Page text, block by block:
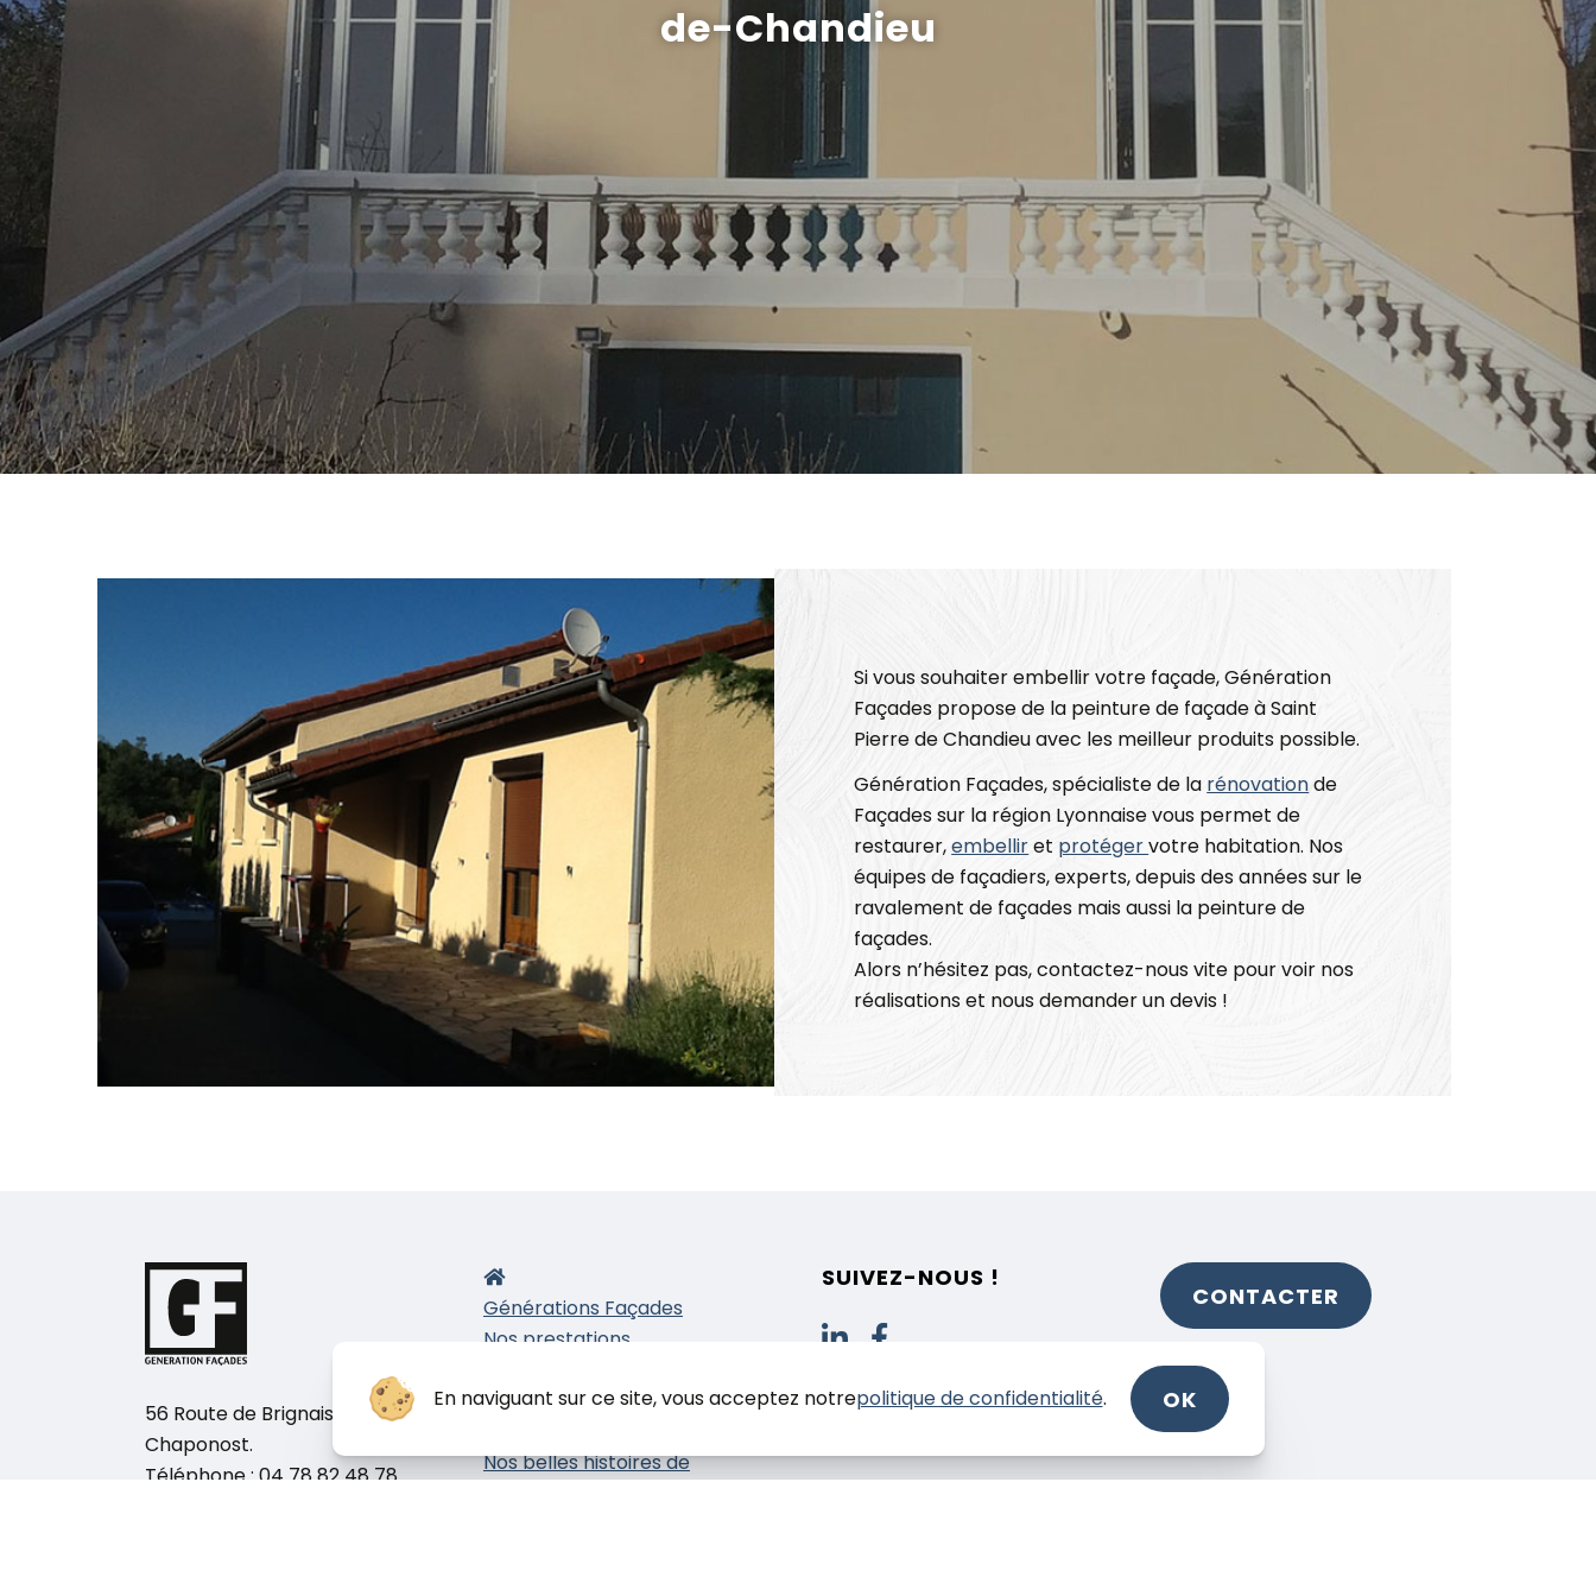
En naviguant sur ce site, vous acceptez notrepolitique de confidentialité. OK
de-Chandieu
Si vous souhaiter embellir votre façade, Génération
Façades propose de la peinture de façade à Saint
Pierre de Chandieu avec les meilleur produits possible.
Génération Façades, spécialiste de la rénovationde
Façades sur la région Lyonnaise vous permet de
restaurer,embelliret protégervotre habitation. Nos
équipes de façadiers, experts, depuis des années sur le
ravalement de façades mais aussi la peinture de
façades.
Alors n’hésitez pas, contactez-nous vite pour voir nos
réalisations et nous demander un devis !
56 Route de Brignais, 69630
Chaponost.
Téléphone :04 78 82 48 78
Générations Façades
Nos prestations
Peinture
Nos belles histoires de
SUIVEZ-NOUS !
CONTACTER